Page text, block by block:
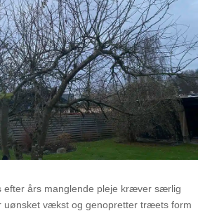
efter års manglende pleje kræver særlig
uønsket vækst og genopretter træets form